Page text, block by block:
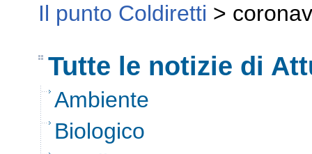
Il punto Coldiretti >
Tutte le notizie di
Ambiente
Biologico